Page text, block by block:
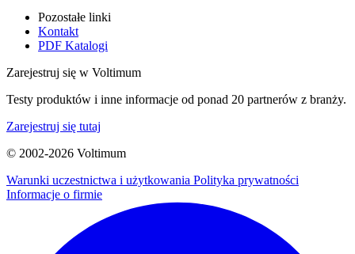
Pozostałe linki
Kontakt
PDF Katalogi
Zarejestruj się w Voltimum
Testy produktów i inne informacje od ponad 20 partnerów z branży.
Zarejestruj się tutaj
© 2002-2026 Voltimum
Warunki uczestnictwa i użytkowania Polityka prywatności
Informacje o firmie